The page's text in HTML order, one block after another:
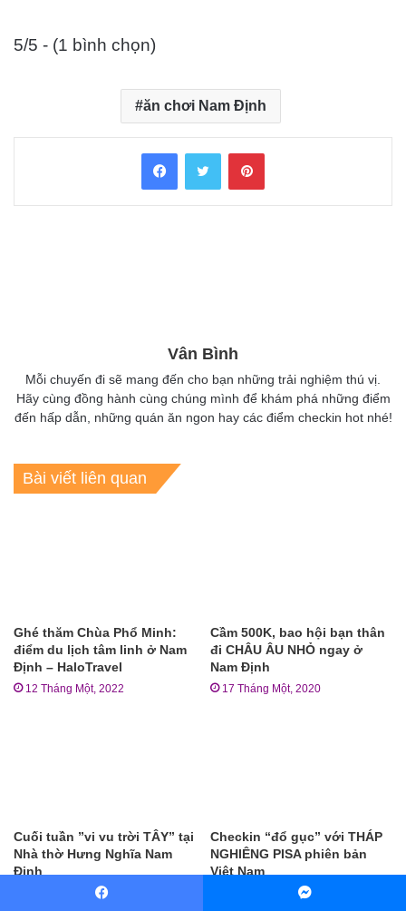
5/5 - (1 bình chọn)
ăn chơi Nam Định
FacebookTwitter Pinterest
Vân Bình
Mỗi chuyến đi sẽ mang đến cho bạn những trải nghiệm thú vị.
Hãy cùng đồng hành cùng chúng mình để khám phá những điểm
đến hấp dẫn, những quán ăn ngon hay các điểm checkin hot nhé!
Bài viết liên quan
Ghé thăm Chùa Phổ Minh:
điểm du lịch tâm linh ở Nam
Định – HaloTravel
12 Tháng Một, 2022
Cầm 500K, bao hội bạn thân
đi CHÂU ÂU NHỎ ngay ở
Nam Định
17 Tháng Một, 2020
Cuối tuần ”vi vu trời TÂY” tại
Nhà thờ Hưng Nghĩa Nam
Định
29 Tháng bảy, 2020
Checkin “đổ gục” với THÁP
NGHIÊNG PISA phiên bản
Việt Nam
18 Tháng ba, 2020